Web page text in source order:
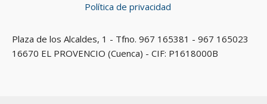
Política de privacidad
Plaza de los Alcaldes, 1 - Tfno. 967 165381 - 967 165023
16670 EL PROVENCIO (Cuenca) - CIF: P1618000B